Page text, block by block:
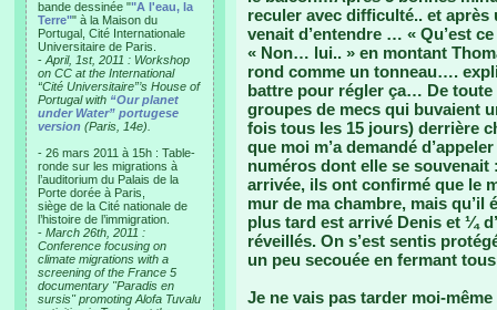
bande dessinée ""A l'eau, la
Terre"" à la Maison du
Portugal, Cité Internationale
Universitaire de Paris.
- April, 1st, 2011 : Workshop
on CC at the International
“Cité Universitaire”’s House of
Portugal with “Our planet
under Water” portugese
version (Paris, 14e).
- 26 mars 2011 à 15h : Table-
ronde sur les migrations à
l’auditorium du Palais de la
Porte dorée à Paris,
siège de la Cité nationale de
l’histoire de l’immigration.
- March 26th, 2011 :
Conference focusing on
climate migrations with a
screening of the France 5
documentary "Paradis en
sursis" promoting Alofa Tuvalu
reculer avec difficulté.. et après
venait d’entendre … « Qu’est
« Non… lui.. » en montant
rond comme un tonneau….
battre pour régler ça… De toute
groupes de mecs qui buvaient
fois tous les 15 jours) derrière
que moi m’a demandé
numéros dont elle se
arrivée, ils ont confirmé que le
mur de ma chambre, mais
plus tard est arrivé Denis et ¼
réveillés. On s’est sentis
un peu secouée en fermant
Je ne vais pas tarder moi-